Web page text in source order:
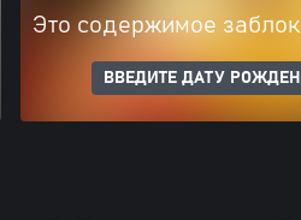
Это содержимое
ВВЕДИТЕ ДАТУ